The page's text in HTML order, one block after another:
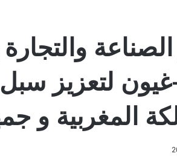
لتعزيز سبل
المغربية و